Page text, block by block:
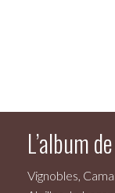
L’album
Vignobles,